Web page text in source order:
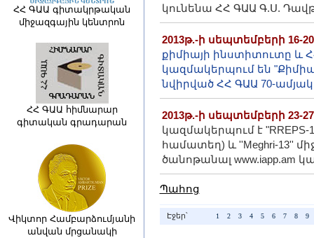
ՀՀ ԳԱԱ գիտակրթական
միջազգային կենտրոն
ՀՀ ԳԱԱ հիմնարար
գիտական գրադարան
Վիկտոր Համբարձումյանի
անվան մրցանակի
կունենա ՀՀ ԳԱԱ Գ.Ս.
2013թ.-ի սեպտեմբերի 16-
քիմիայի ինստիտուտը և
կազմակերպում են
նվիրված ՀՀ ԳԱԱ 70-
2013թ.-ի սեպտեմբերի 23-
կազմակերպում է
համատեղ) և ''Meghri-13''
ծանոթանալ www.iapp.am
Պահոց
Էջեր՝ 1 2 3 4 5 6 7 8 9